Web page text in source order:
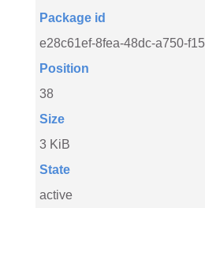
Package id
e28c61ef-8fea-48dc-a750-
Position
38
Size
3 KiB
State
active